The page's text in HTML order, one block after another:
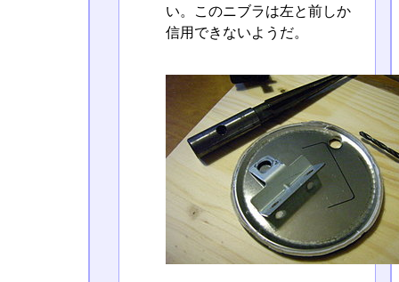
い。このニブラは左と前しか
信用できないようだ。